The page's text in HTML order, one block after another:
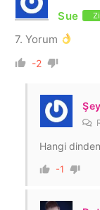
Sue
7. Yorum
-2
Hangi
-1